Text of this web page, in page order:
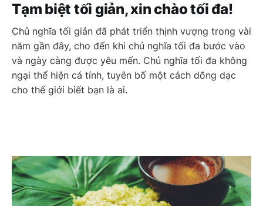
Tạm biệt tối giản, xin chào tối đa!
Chủ nghĩa tối giản đã phát triển thịnh vượng trong vài
năm gần đây, cho đến khi chủ nghĩa tối đa bước vào
và ngày càng được yêu mến. Chủ nghĩa tối đa không
ngại thể hiện cá tính, tuyên bố một cách dõng dạc
cho thế giới biết bạn là ai.